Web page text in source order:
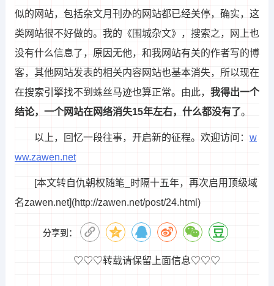
似的网站，包括杂文月刊办的网站都已经关停，确实，这
类网站很不好做的。我的《围城杂文》，搜索之，网上也
没有什么信息了，原因无他，和我网站有关的作者写的博
客，其他网站发表的相关内容网站也基本消失，所以现在
在搜索引擎找不到蛛丝马迹也算正常。由此， 我得出一个
结论，一个网站在网络消失15年左右，什么都没有了。
以上，回忆一段往事，开启新的征程。欢迎访问： w
ww.zawen.net
[本文转自仇朝权随笔_时隔十五年，再次启用顶级域
名zawen.net](http://zawen.net/post/24.html)
分享到：
♡♡♡转载请保留上面信息♡♡♡